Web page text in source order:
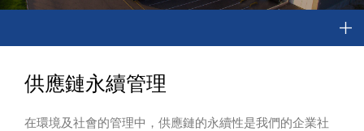
供應鏈永續管理
在環境及社會的管理中，供應鏈的永續性是我們的企業社